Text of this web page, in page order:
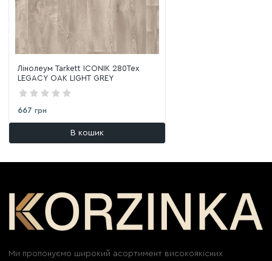
Лінолеум Tarkett ICONIK 280Tex
LEGACY OAK LIGHT GREY
667 грн
В кошик
Ми пропонуємо широкий асортимент високоякісних